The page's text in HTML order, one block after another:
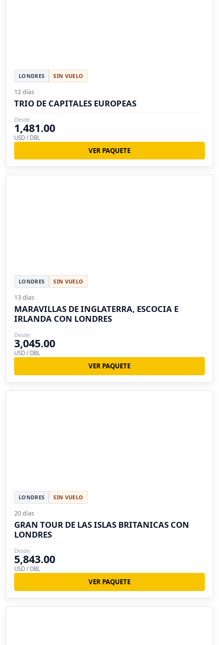
LONDRES SIN VUELO
12 días
TRIO DE CAPITALES EUROPEAS
Desde
1,481.00
USD / DBL
VER PAQUETE
LONDRES SIN VUELO
13 días
MARAVILLAS DE INGLATERRA, ESCOCIA E
IRLANDA CON LONDRES
Desde
3,045.00
USD / DBL
VER PAQUETE
LONDRES SIN VUELO
20 días
GRAN TOUR DE LAS ISLAS BRITANICAS CON
LONDRES
Desde
5,843.00
USD / DBL
VER PAQUETE